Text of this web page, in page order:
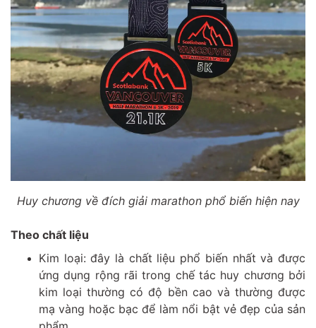
Huy chương về đích giải marathon phổ biến hiện nay
Theo chất liệu
Kim loại: đây là chất liệu phổ biến nhất và được
ứng dụng rộng rãi trong chế tác huy chương bởi
kim loại thường có độ bền cao và thường được
mạ vàng hoặc bạc để làm nổi bật vẻ đẹp của sản